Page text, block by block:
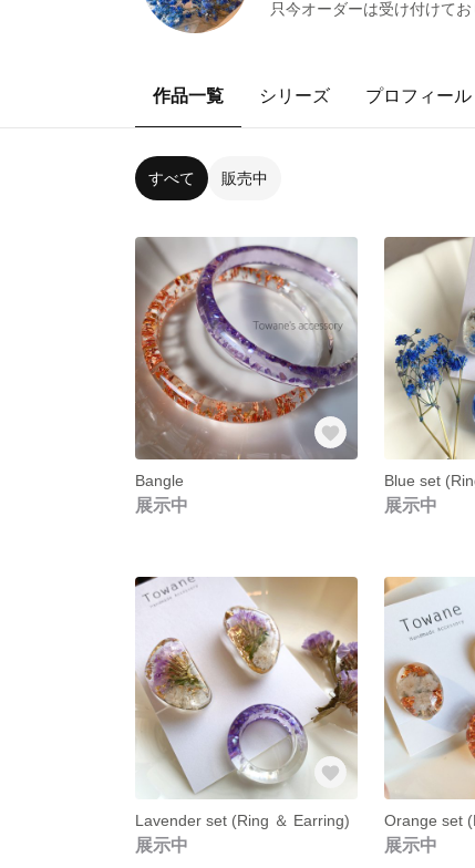
只今オーダーは受け付けて
作品一覧 シリーズ プロフィール
すべて 販売中
Bangle
展示中
Blue set
展示中
Lavender set (Ring ＆ Earring)
展示中
Orange set
展示中